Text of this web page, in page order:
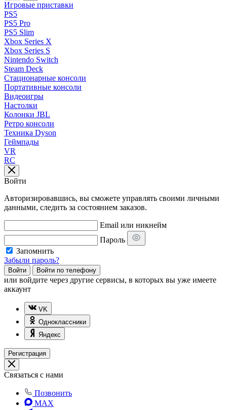
Игровые приставки
PS5
PS5 Pro
PS5 Slim
Xbox Series X
Xbox Series S
Nintendo Switch
Steam Deck
Стационарные консоли
Портативные консоли
Видеоигры
Настолки
Колонки JBL
Ретро консоли
Техника Dyson
Геймпады
VR
RC
Войти
Авторизировавшись, вы сможете управлять своими личными
данными, следить за состоянием заказов.
Email или никнейм
Пароль
Запомнить
Забыли пароль?
Войти Войти по телефону
или войдите через другие сервисы, в которых вы уже имеете
аккаунт
VK
Одноклассники
Яндекс
Регистрация
Связаться с нами
Позвонить
MAX